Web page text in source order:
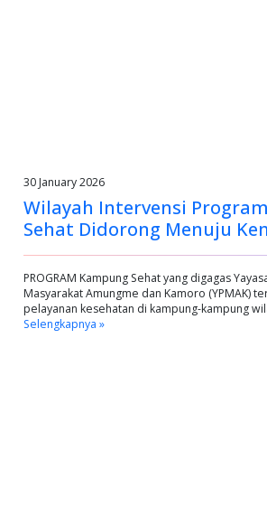
30 January 2026
Wilayah Intervensi
Sehat Didorong Menuju
PROGRAM Kampung Sehat yang digagas
Masyarakat Amungme dan Kamoro (YPMAK)
pelayanan kesehatan di kampung-kampung
Selengkapnya »